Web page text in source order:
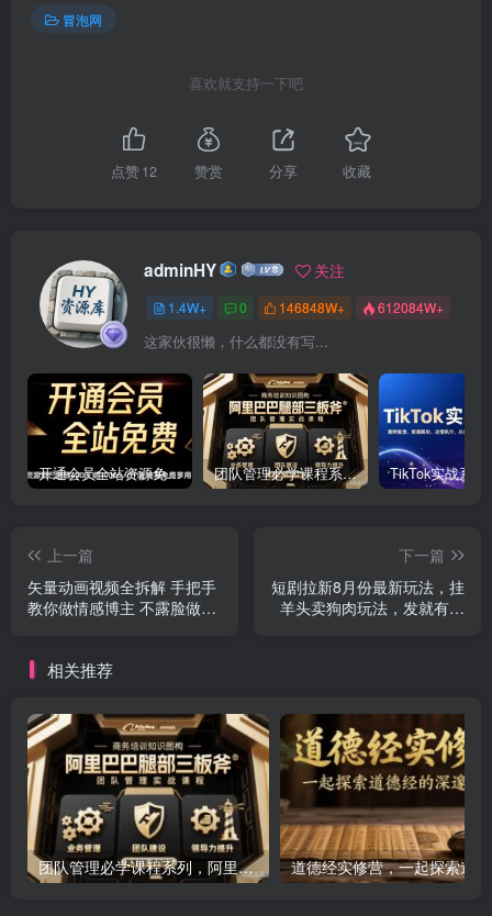
冒泡网
喜欢就支持一下吧
点赞12 赞赏 分享 收藏
adminHY 关注
1.4W+ 0 146848W+ 612084W+
这家伙很懒，什么都没有写...
开通会员全站资源免费下载 开通VIP会员 HY资源库 团队管理必学课程系列，阿里巴巴“腿部三板斧”
上一篇
矢量动画视频全拆解 手把手
教你做情感博主 不露脸做个
下一篇
短剧拉新8月份最新玩法，挂
羊头卖狗肉玩法，发就有收
相关推荐
团队管理必学课程系列，阿里巴巴“腿部三板斧”